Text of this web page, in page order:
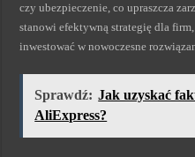
czy ubezpieczenie, co upraszcza
stanowi efektywną strategię dla
inwestować w nowoczesne
Sprawdź: Jak uzyskać
AliExpress?